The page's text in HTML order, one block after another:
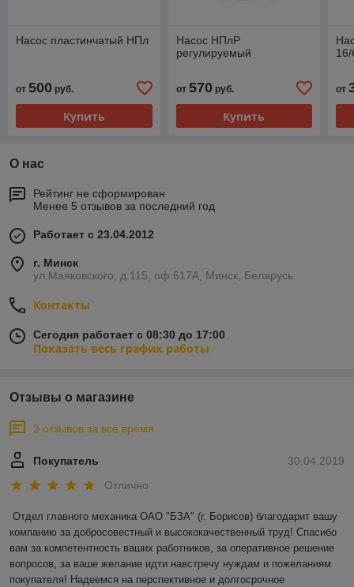
Насос пластинчатый НПл
от 500 руб.
Купить
Насос НПлР
регулируемый
от 570руб.
Купить
от
О нас
Рейтинг не сформирован
Менее 5 отзывов за последний год
Работает с 23.04.2012
г. Минск
ул.Маяковского, д.115, оф.617А, Минск, Беларусь
Контакты
Сегодня работает с 08:30 до 17:00
Показать весь график работы
Отзывы о магазине
3 отзывов за всё время
30.04.2019
Покупатель
Отлично
Отдел главного механика ОАО "БЗА" (г. Борисов) благодарит вашу
компанию за добросовестный и высококачественный труд! Спасибо
вам за компетентность ваших работников, за оперативное решение
вопросов, за ваше желание идти навстречу нуждам и пожеланиям
покупателя! Надеемся на перспективное и долгосрочное